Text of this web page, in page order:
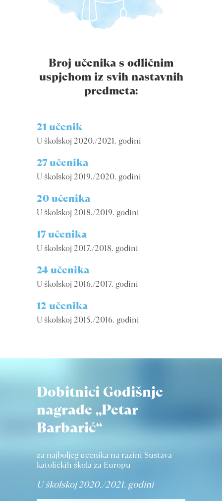
Broj učenika s odličnim
uspjehom iz svih nastavnih
predmeta:
21 učenik
U školskoj 2020./2021. godini
27 učenika
U školskoj 2019./2020. godini
20 učenika
U školskoj 2018./2019. godini
17 učenika
U školskoj 2017./2018. godini
24 učenika
U školskoj 2016./2017. godini
12 učenika
U školskoj 2015./2016. godini
Dobitnici Godišnje
nagrade „Petar
Barbarić“
za najboljeg učenika na razini Sustava
katoličkih škola za Europu
U školskoj 2020./2021. godini